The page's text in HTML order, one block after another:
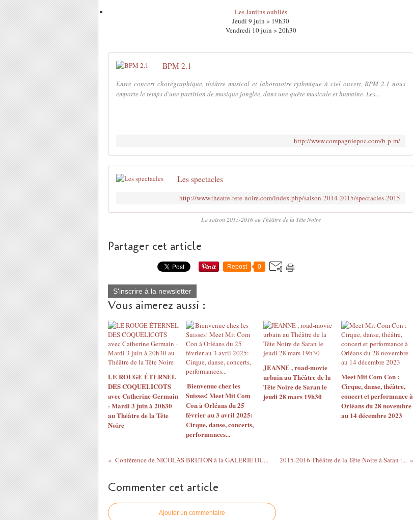
Les Jardins oubliés
Jeudi 9 juin > 19h30
Vendredi 10 juin > 20h30
BPM 2.1
Entre concert chorégraphique, théâtre musical et laboratoire rythmique à ciel ouvert, BPM 2.1 nous
emporte le temps d'une partition de musique jonglée, dans une quête musicale et humaine. Les...
http://www.compagniepoc.com/b-p-m/
Les spectacles
http://www.theatre-tete-noire.com/index.php/saison-2014-2015/spectacles-2015
La saison 2015-2016 au Théâtre de la Tête Noire
Partager cet article
Repost 0
S'inscrire à la newsletter
Vous aimerez aussi :
LE ROUGE ÉTERNEL
DES COQUELICOTS
avec Catherine Germain
- Mardi 3 juin à 20h30
au Théâtre de la Tête
Noire
Bienvenue chez les
Suisses! Meet Mit Com
Con à Orléans du 25
février au 3 avril 2025:
Cirque, danse, concerts,
performances...
JEANNE , road-movie
urbain au Théâtre de la
Tête Noire de Saran le
jeudi 28 mars 19h30
Meet Mit Com Con :
Cirque, danse, théâtre,
concert et performance à
Orléans du 28 novembre
au 14 décembre 2023
Conférence de NICOLAS BRETON à la GALERIE DU... 2015-2016 Théâtre de la Tête Noire à Saran :...
Commenter cet article
Ajouter un commentaire